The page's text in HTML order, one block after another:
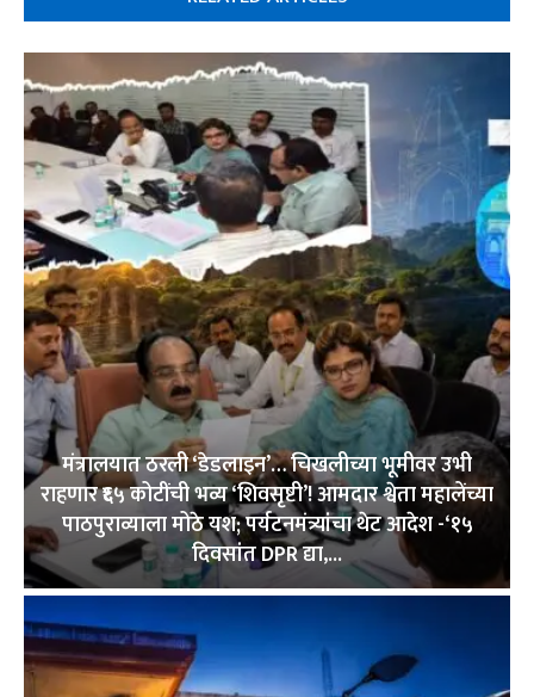
मंत्रालयात ठरली ‘डेडलाइन’… चिखलीच्या भूमीवर उभी
राहणार ₹६५ कोटींची भव्य ‘शिवसृष्टी’! आमदार श्वेता महालेंच्या
पाठपुराव्याला मोठे यश; पर्यटनमंत्र्यांचा थेट आदेश -‘१५
दिवसांत DPR द्या,...